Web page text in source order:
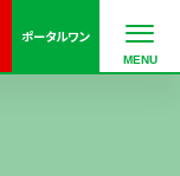
ポータルワン